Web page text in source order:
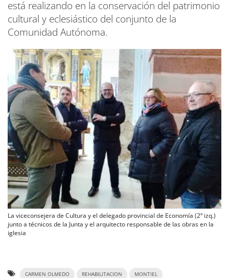
está realizando en la conservación del patrimonio
cultural y eclesiástico del conjunto de la
Comunidad Autónoma.
La viceconsejera de Cultura y el delegado provincial de Economía (2º izq.)
junto a técnicos de la Junta y el arquitecto responsable de las obras en la
iglesia
CARMEN OLMEDO REHABILITACION MONTIEL